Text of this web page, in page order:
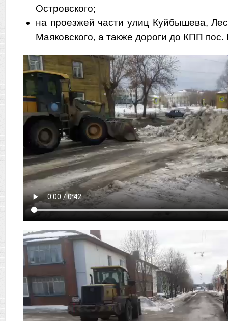
Островского;
на проезжей части улиц Куйбышева,
Маяковского, а также дороги до КПП пос.